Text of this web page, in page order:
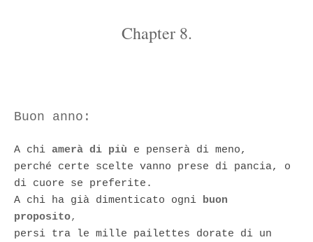
Chapter 8.
Buon anno:
A chi amerà di più e penserà di meno,
perché certe scelte vanno prese di pancia, o
di cuore se preferite.
A chi ha già dimenticato ogni buon
proposito,
persi tra le mille pailettes dorate di un